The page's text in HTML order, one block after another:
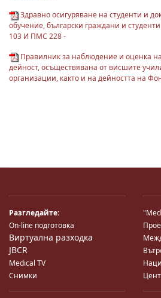
Здравно осигуряване на студенти и
обучение, български граждани и
103 И ПМС 228 -
Правилник за наблюдение и оценка
дейност, осъществявана от висшите
организации, както и на дейността на
Разгледайте:
On-line подготовка
Виртуална разходка
JBCR
Medical TV
Снимки